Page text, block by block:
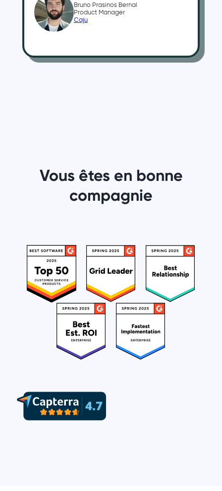
Bruno Prasinos Bernal
Product Manager
Caju
Vous êtes en bonne
compagnie